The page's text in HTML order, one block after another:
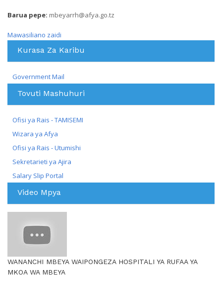
Barua pepe: mbeyarrh@afya.go.tz
Mawasiliano zaidi
Kurasa Za Karibu
Government Mail
Tovuti Mashuhuri
Ofisi ya Rais - TAMISEMI
Wizara ya Afya
Ofisi ya Rais - Utumishi
Sekretarieti ya Ajira
Salary Slip Portal
Video Mpya
WANANCHI MBEYA WAIPONGEZA HOSPITALI YA RUFAA YA
MKOA WA MBEYA